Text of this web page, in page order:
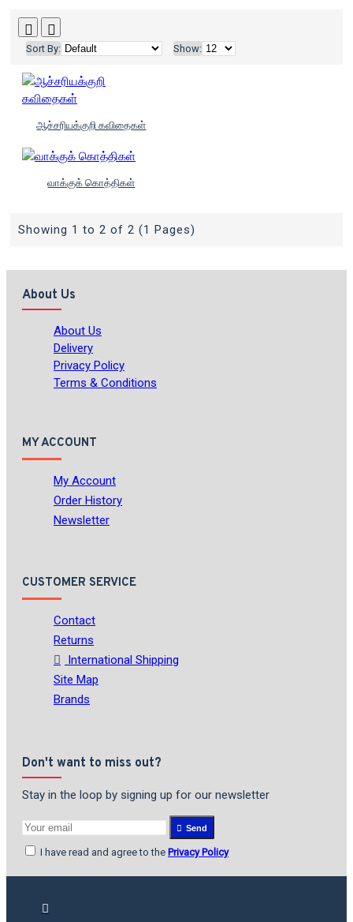
Sort By: Show:
ஆச்சரியக்குறி கவிதைகள்
வாக்குக் கொத்திகள்
Showing 1 to 2 of 2 (1 Pages)
About Us
About Us
Delivery
Privacy Policy
Terms & Conditions
MY ACCOUNT
My Account
Order History
Newsletter
CUSTOMER SERVICE
Contact
Returns
International Shipping
Site Map
Brands
Don't want to miss out?
Stay in the loop by signing up for our newsletter
Send
I have read and agree to the Privacy Policy